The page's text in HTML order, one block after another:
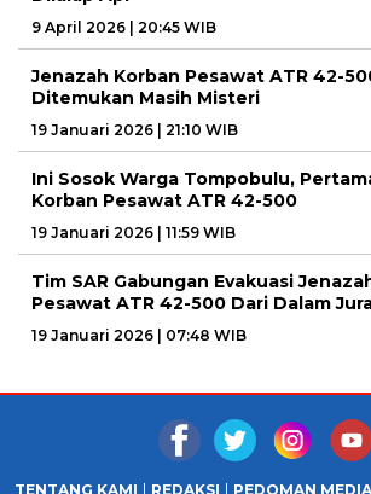
9 April 2026 | 20:45 WIB
Jenazah Korban Pesawat ATR 42-
Ditemukan Masih Misteri
19 Januari 2026 | 21:10 WIB
Ini Sosok Warga Tompobulu,
Korban Pesawat ATR 42-500
19 Januari 2026 | 11:59 WIB
Tim SAR Gabungan Evakuasi
Pesawat ATR 42-500 Dari Dalam
19 Januari 2026 | 07:48 WIB
TENTANG KAMI REDAKSI PEDOMAN